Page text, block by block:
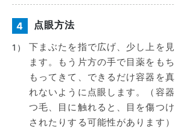
4 点眼方法
1）
下まぶたを指で広げ、少し上を
ます。もう片方の手で目薬をも
もってきて、できるだけ容器を
れないように点眼します。（容
つ毛、目に触れると、目を傷つ
されたりする可能性があります）